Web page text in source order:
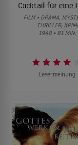
Cocktail für eine
FILM • DRAMA,
THRILLER, KRIMI
1948 • 81 MIN.
Lesermeinung